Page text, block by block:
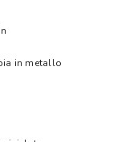
in metallo